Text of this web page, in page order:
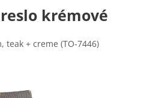
krémové
teak + creme (TO-7446)